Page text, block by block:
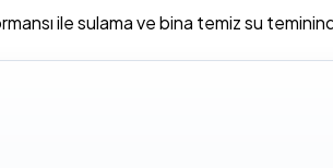
ile sulama ve bina temiz su